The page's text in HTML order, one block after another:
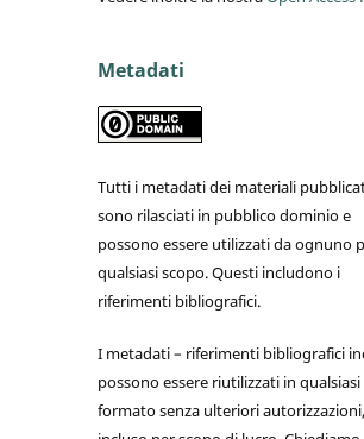
Metadati
Tutti i metadati dei materiali
sono rilasciati in pubblico dominio e
possono essere utilizzati da ognuno
qualsiasi scopo. Questi includono i
riferimenti bibliografici.
I metadati – riferimenti bibliografici
possono essere riutilizzati in qualsiasi
formato senza ulteriori autorizzazioni,